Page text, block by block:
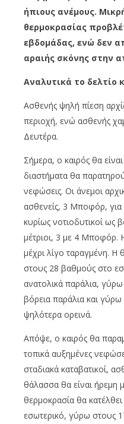
ήπιους ανέμους.
θερμοκρασίας
εβδομάδας, ενώ δεν
αραιής σκόνης στην
Αναλυτικά το δελτίο
Ασθενής ψηλή πίεση
περιοχή, ενώ ασθενής
Δευτέρα.
Σήμερα, ο καιρός θα
διαστήματα θα
νεφώσεις. Οι άνεμοι
ασθενείς, 3 Μποφόρ, για
κυρίως νοτιοδυτικοί ως
μέτριοι, 3 με 4 Μποφόρ.
μέχρι λίγο ταραγμένη. Η
στους 28 βαθμούς στο
ανατολικά παράλια,
βόρεια παράλια και
ψηλότερα ορεινά.
Απόψε, ο καιρός θα
τοπικά αυξημένες
σταδιακά καταβατικοί,
θάλασσα θα είναι ήρεμη
θερμοκρασία θα
εσωτερικό, γύρω στους